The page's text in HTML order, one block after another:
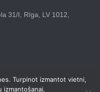
31/I, Rīga, LV 1012,
Turpinot izmantot vietni,
izmantošanai.